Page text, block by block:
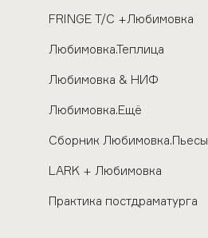
FRINGE Т/С +Любимовка
Любимовка.Теплица
Любимовка & НИФ
Любимовка.Ещё
Сборник Любимовка.Пьесы
LARK + Любимовка
Практика постдраматурга